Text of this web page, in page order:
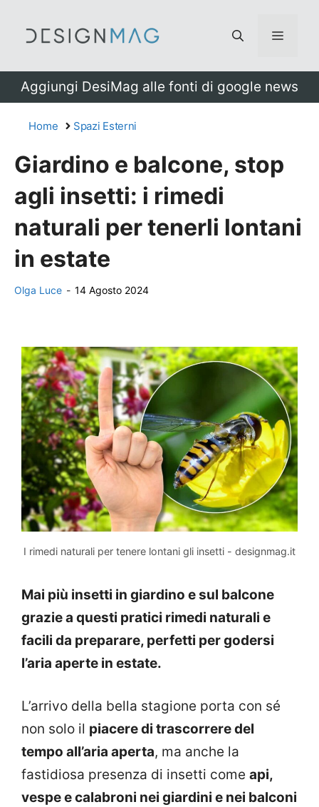
Menu
Aggiungi DesiMag alle fonti di google news
Home Spazi Esterni
Giardino e balcone, stop
agli insetti: i rimedi
naturali per tenerli lontani
in estate
Olga Luce - 14 Agosto 2024
I rimedi naturali per tenere lontani gli insetti - designmag.it
Mai più insetti in giardino e sul balcone
grazie a questi pratici rimedi naturali e
facili da preparare, perfetti per godersi
l’aria aperte in estate.
L’arrivo della bella stagione porta con sé
non solo il piacere di trascorrere del
tempo all’aria aperta, ma anche la
fastidiosa presenza di insetti come api,
vespe e calabroni nei giardini e nei balconi